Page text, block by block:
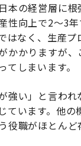
本の経営層に
性向上で2〜3
はなく、生産
かかりますが
しまいます。
強い」と言わ
ています。他
役職がほとんど